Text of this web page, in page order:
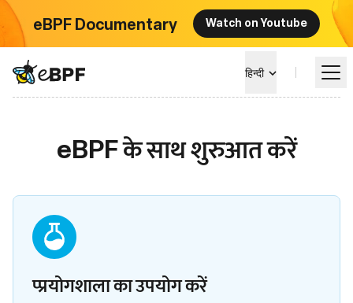
eBPF Documentary Watch on Youtube
eBPF logo हिन्दी
eBPF के साथ शुरुआत करें
प्प्रयोगशाला का उपयोग करें
कार्यक्रम
समुदाय